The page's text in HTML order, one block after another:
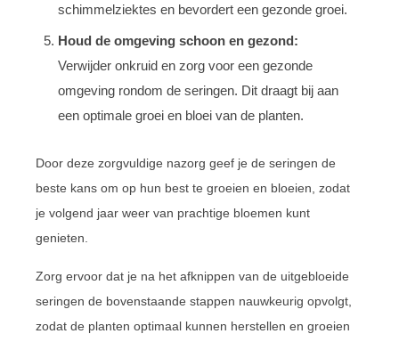
schimmelziektes en bevordert een gezonde groei.
Houd de omgeving schoon en gezond:
Verwijder onkruid en zorg voor een gezonde
omgeving rondom de seringen. Dit draagt bij aan
een optimale groei en bloei van de planten.
Door deze zorgvuldige nazorg geef je de seringen de
beste kans om op hun best te groeien en bloeien, zodat
je volgend jaar weer van prachtige bloemen kunt
genieten.
Zorg ervoor dat je na het afknippen van de uitgebloeide
seringen de bovenstaande stappen nauwkeurig opvolgt,
zodat de planten optimaal kunnen herstellen en groeien